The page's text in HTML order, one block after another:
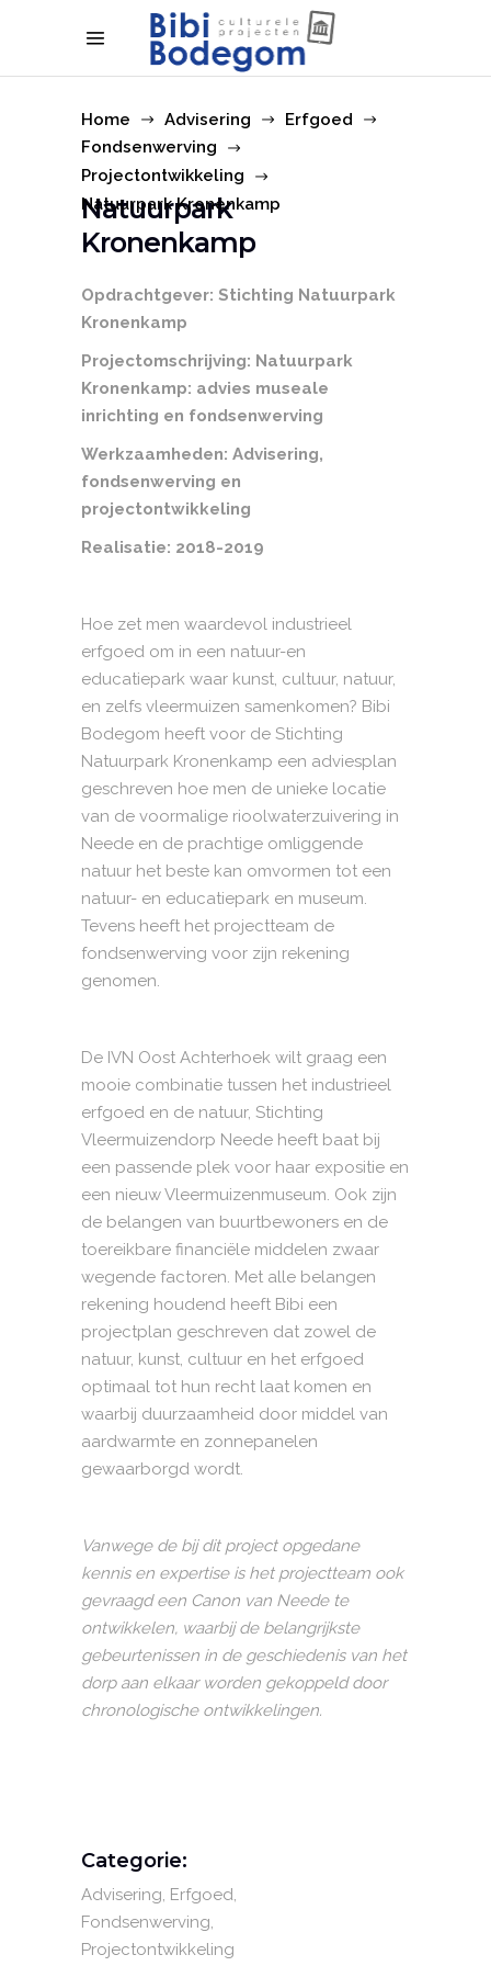
Home Advisering
Erfgoed
Fondsenwerving
Projectontwikkeling
Natuurpark Kronenkamp
Natuurpark
Kronenkamp
Opdrachtgever: Stichting Natuurpark
Kronenkamp
Projectomschrijving: Natuurpark
Kronenkamp: advies museale
inrichting en fondsenwerving
Werkzaamheden: Advisering,
fondsenwerving en
projectontwikkeling
Realisatie: 2018-2019
Hoe zet men waardevol industrieel
erfgoed om in een natuur-en
educatiepark waar kunst, cultuur, natuur,
en zelfs vleermuizen samenkomen? Bibi
Bodegom heeft voor de Stichting
Natuurpark Kronenkamp een adviesplan
geschreven hoe men de unieke locatie
van de voormalige rioolwaterzuivering in
Neede en de prachtige omliggende
natuur het beste kan omvormen tot een
natuur- en educatiepark en museum.
Tevens heeft het projectteam de
fondsenwerving voor zijn rekening
genomen.
De IVN Oost Achterhoek wilt graag een
mooie combinatie tussen het industrieel
erfgoed en de natuur, Stichting
Vleermuizendorp Neede heeft baat bij
een passende plek voor haar expositie en
een nieuw Vleermuizenmuseum. Ook zijn
de belangen van buurtbewoners en de
toereikbare financiële middelen zwaar
wegende factoren. Met alle belangen
rekening houdend heeft Bibi een
projectplan geschreven dat zowel de
natuur, kunst, cultuur en het erfgoed
optimaal tot hun recht laat komen en
waarbij duurzaamheid door middel van
aardwarmte en zonnepanelen
gewaarborgd wordt.
Vanwege de bij dit project opgedane
kennis en expertise is het projectteam ook
gevraagd een Canon van Neede te
ontwikkelen, waarbij de belangrijkste
gebeurtenissen in de geschiedenis van het
dorp aan elkaar worden gekoppeld door
chronologische ontwikkelingen.
Categorie:
Advisering Erfgoed
Fondsenwerving
Projectontwikkeling